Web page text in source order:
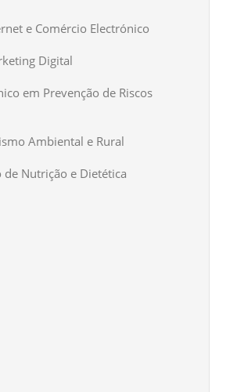
e Comércio Electrónico
Digital
em Prevenção de Riscos
Ambiental e Rural
de Nutrição e Dietética